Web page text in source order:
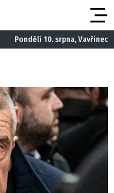
Pondělí 10. srpna, Vavřinec